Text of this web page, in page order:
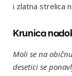
i zlatna strelica
Krunica
Moli se na
desetici se